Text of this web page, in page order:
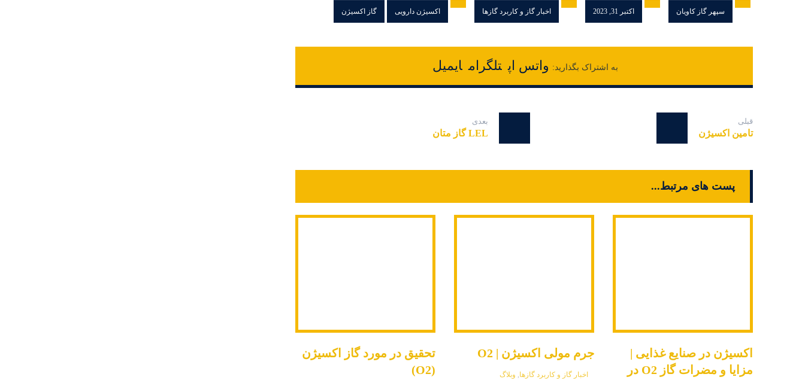
سپهر گاز کاویان اکتبر 31, 2023 اخبار گاز و کاربرد گازها اکسیژن دارویی گاز اکسیژن
واتس اپ تلگرام ایمیل
قبلی
تامین اکسیژن
بعدی
LEL گاز متان
پست های مرتبط...
اکسیژن در صنایع غذایی |
مزایا و مضرات گاز O2 در
جرم مولی اکسیژن | O2
اخبار گاز و کاربرد گازها, وبلاگ
تحقیق در مورد گاز اکسیژن
(O2)